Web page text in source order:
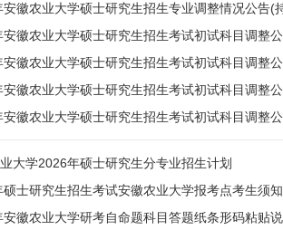
安徽农业大学硕士研究生招生专业调整情况公告(
安徽农业大学硕士研究生招生考试初试科目调整
安徽农业大学硕士研究生招生考试初试科目调整
安徽农业大学硕士研究生招生考试初试科目调整
安徽农业大学硕士研究生招生考试初试科目调整
大学2026年硕士研究生分专业招生计划
硕士研究生招生考试安徽农业大学报考点考生须知
安徽农业大学研考自命题科目答题纸条形码粘贴